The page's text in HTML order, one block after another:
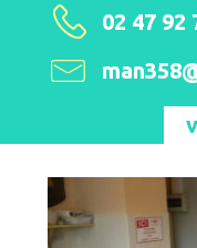
02 47 92